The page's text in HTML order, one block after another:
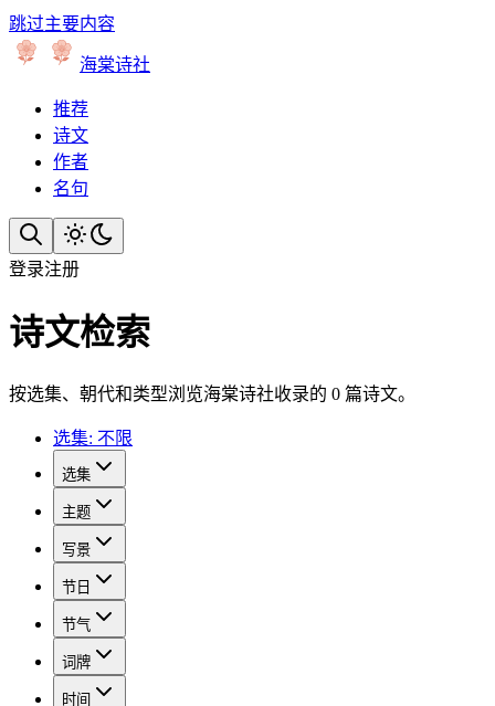
跳过主要内容
海棠诗社
推荐
诗文
作者
名句
登录注册
诗文检索
按选集、朝代和类型浏览海棠诗社收录的 0 篇诗文。
选集: 不限
选集
主题
写景
节日
节气
词牌
时间